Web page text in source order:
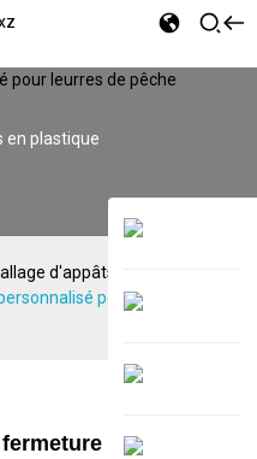
en plastique
d'appâts en plastique
pour leurres de
éclair